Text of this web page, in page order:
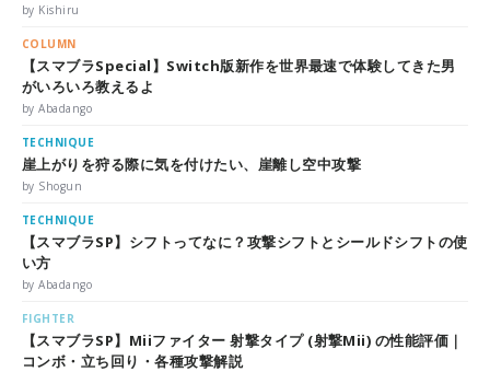
by Kishiru
COLUMN
【スマブラSpecial】Switch版新作を世界最速で体験してきた男
がいろいろ教えるよ
by Abadango
TECHNIQUE
崖上がりを狩る際に気を付けたい、崖離し空中攻撃
by Shogun
TECHNIQUE
【スマブラSP】シフトってなに？攻撃シフトとシールドシフトの使
い方
by Abadango
FIGHTER
【スマブラSP】Miiファイター 射撃タイプ (射撃Mii) の性能評価｜
コンボ・立ち回り・各種攻撃解説